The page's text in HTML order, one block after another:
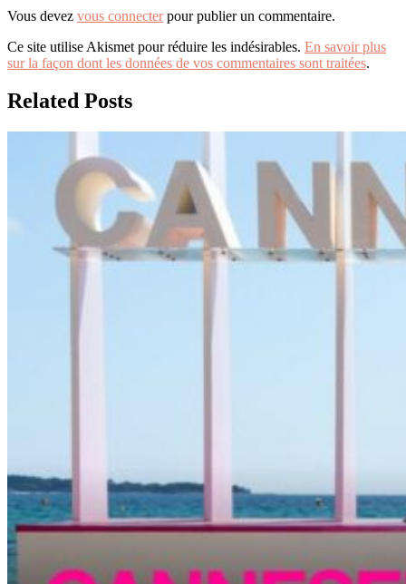
Vous devez vous connecterpour publier un commentaire.
Ce site utilise Akismet pour réduire les indésirables. En savoir plus
sur la façon dont les données de vos commentaires sont traitées.
Related Posts